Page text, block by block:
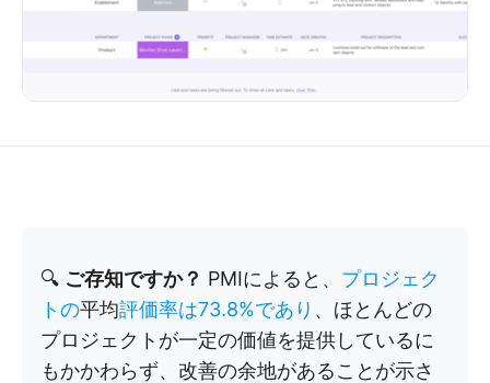
🔍 ご存知ですか？ PMIによると、 プロジェク
トの平均評価率は73.8%であり 、ほとんどの
プロジェクトが一定の価値を提供しているに
もかかわらず、改善の余地があることが示さ